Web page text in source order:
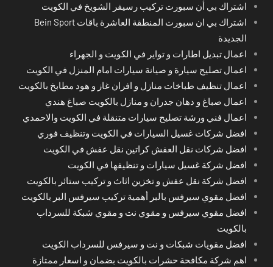
اشتراك بي أن سبورت تركيب رسيفر الشويخ في الكويت
اشتراك بي ان سبورت المنطقة العاشرة باقات Bein Sport
الجديدة
اعمال تبديل اطارات و تواير في الكويت و الجهراء
اعمال تصليح سيارة و صيانة سيارات امام المنزل في الكويت
اعمال تنظيف طباخات منازل و افران غاز و هود مطابخ بالكويت
اعمال صباغ و دهان جدران و منازل بالكويت صباغ هندي
اعمال فني ورشة تصليح سيارات متنقلة في الكويت والاحمدي
افضل شركات غسيل السيارات في الكويت وتنظيف فوري
افضل شركات نقل العفش كراتين نقل عفش في الكويت
افضل شركة غسيل سيارات و تنظيفها في الكويت
افضل شركة نقل عفش و تخزين اثاث و تركيب ستائر بالكويت
افضل مقوي سيرفس بالبر أهمية تركيب سيرفس البر بالكويت
افضل مقوي سيرفس و مقوي نت و مقوي شبكة للسرداب
بالكويت
افضل مقويات شبكات و نت و سيرفس للسرداب الكويت
اهم شركة مكافحة حشرات بالكويت بضمان و اسعار ممتازة